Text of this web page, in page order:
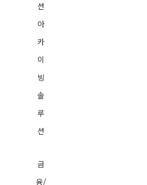
션
아
카
이
빙
솔
루
션
금
융/
KDB생명
라이나생명
DGB생명
현대해상
롯데카드
AIA생명보험